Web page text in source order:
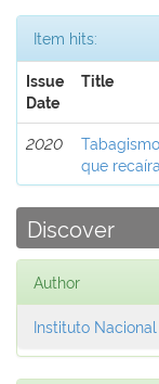
Item hits:
Issue
Date
Title
2020
que
Discover
Author
Instituto Nacional